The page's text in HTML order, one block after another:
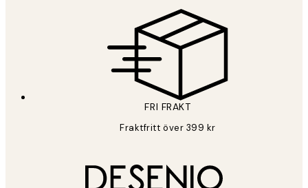
FRI FRAKT
Fraktfritt över 399 kr